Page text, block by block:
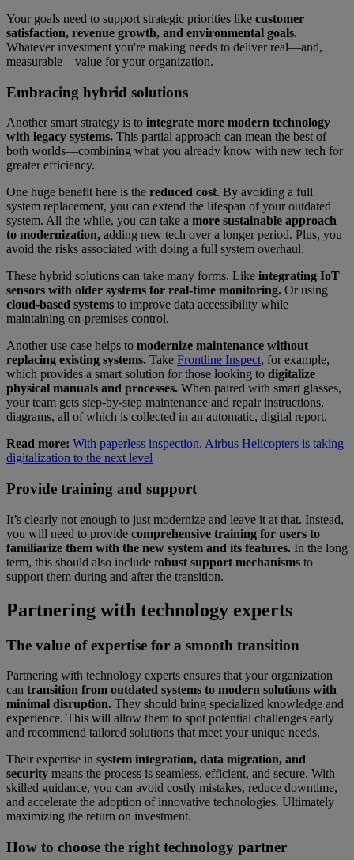
Your goals need to support strategic priorities like customer
satisfaction, revenue growth, and environmental goals.
Whatever investment you're making needs to deliver real—and,
measurable—value for your organization.
Embracing hybrid solutions
Another smart strategy is to integrate more modern technology
with legacy systems. This partial approach can mean the best of
both worlds—combining what you already know with new tech for
greater efficiency.
One huge benefit here is the reduced cost. By avoiding a full
system replacement, you can extend the lifespan of your outdated
system. All the while, you can take a more sustainable approach
to modernization, adding new tech over a longer period. Plus, you
avoid the risks associated with doing a full system overhaul.
These hybrid solutions can take many forms. Like integrating IoT
sensors with older systems for real-time monitoring. Or using
cloud-based systems to improve data accessibility while
maintaining on-premises control.
Another use case helps to modernize maintenance without
replacing existing systems. Take Frontline Inspect, for example,
which provides a smart solution for those looking to digitalize
physical manuals and processes. When paired with smart glasses,
your team gets step-by-step maintenance and repair instructions,
diagrams, all of which is collected in an automatic, digital report.
Read more: With paperless inspection, Airbus Helicopters is taking
digitalization to the next level
Provide training and support
It’s clearly not enough to just modernize and leave it at that. Instead,
you will need to provide comprehensive training for users to
familiarize them with the new system and its features. In the long
term, this should also include robust support mechanisms to
support them during and after the transition.
Partnering with technology experts
The value of expertise for a smooth transition
Partnering with technology experts ensures that your organization
can transition from outdated systems to modern solutions with
minimal disruption. They should bring specialized knowledge and
experience. This will allow them to spot potential challenges early
and recommend tailored solutions that meet your unique needs.
Their expertise in system integration, data migration, and
security means the process is seamless, efficient, and secure. With
skilled guidance, you can avoid costly mistakes, reduce downtime,
and accelerate the adoption of innovative technologies. Ultimately
maximizing the return on investment.
How to choose the right technology partner